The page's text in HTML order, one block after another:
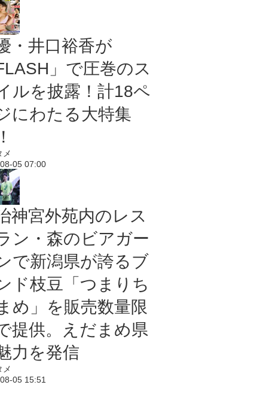
・井口裕香が
」で圧巻のス
ルを披露！計18ペ
にわたる大特集
メ
05 07:00
神宮外苑内のレス
ン・森のビアガー
で新潟県が誇るブ
ド枝豆「つまりち
め」を販売数量限
提供。えだまめ県
力を発信
メ
05 15:51